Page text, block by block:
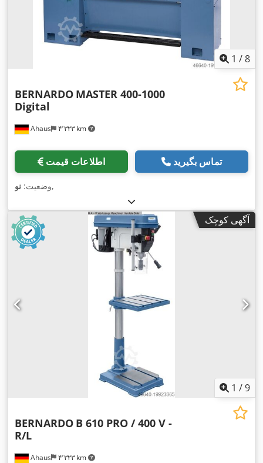
1 /8
Ahaus ۴٬۳۲۳ km
BERNARDO MASTER 400-1000
Digital
اطلاعات قیمت تماس بگیرید
وضعیت: نو ,
آگهی کوچک
1 /9
Ahaus ۴٬۳۲۳ km
BERNARDO B 610 PRO / 400 V -
R/L